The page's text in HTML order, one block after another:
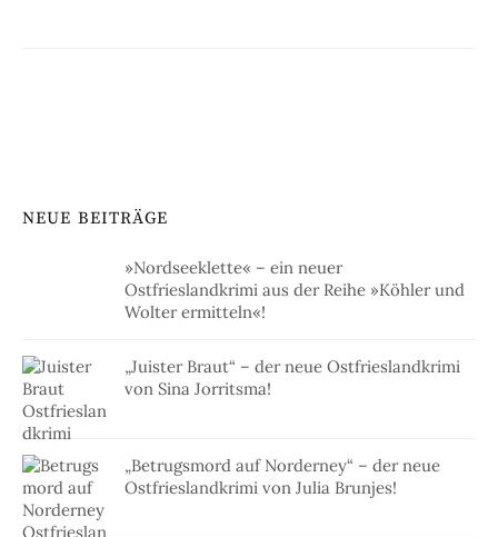
NEUE BEITRÄGE
»Nordseeklette« – ein neuer
Ostfrieslandkrimi aus der Reihe »Köhler und
Wolter ermitteln«!
„Juister Braut“ – der neue Ostfrieslandkrimi
von Sina Jorritsma!
„Betrugsmord auf Norderney“ – der neue
Ostfrieslandkrimi von Julia Brunjes!